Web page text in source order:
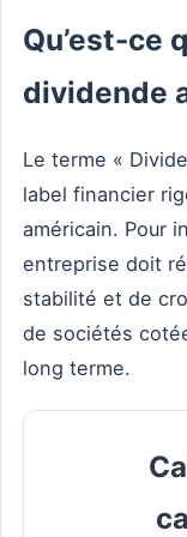
Qu’est-ce
dividende
Le terme «
label financier
américain. Pour
entreprise doit
stabilité et de
de sociétés
long terme.